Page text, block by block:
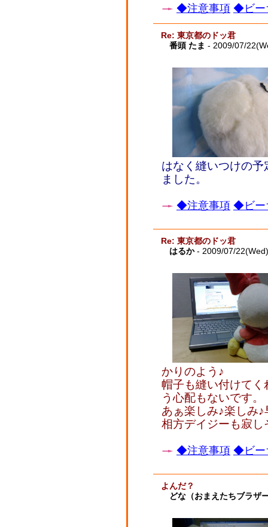
◆注意事項 ◆ビー
Re: 東京都のドッ君
番頭 たま - 2009/07/
はなく縫いつけの
ました。
◆注意事項 ◆ビー
Re: 東京都のドッ君
はるか- 2009/07/
かりのよう♪
帽子も縫い付けて
う心配もないです。
あぁ楽しみ♪楽しみ
相方デイジーも寂し
◆注意事項 ◆ビー
よんだ？
どな（おまえたちブラザ